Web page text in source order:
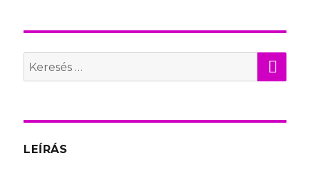
Search
for:
LEÍRÁS